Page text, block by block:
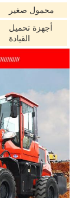
محمول صغير
أجهزة تحميل
القيادة